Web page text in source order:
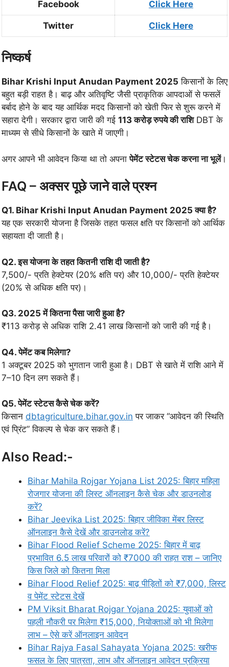
Facebook Click Here
Twitter Click Here
निष्कर्ष
Bihar Krishi Input Anudan Payment 2025 किसानों के लिए
बहुत बड़ी राहत है। बाढ़ और अतिवृष्टि जैसी प्राकृतिक आपदाओं से फसलें
बर्बाद होने के बाद यह आर्थिक मदद किसानों को खेती फिर से शुरू करने में
सहारा देगी। सरकार द्वारा जारी की गई 113 करोड़ रुपये की राशिDBT के
माध्यम से सीधे किसानों के खाते में जाएगी।
अगर आपने भी आवेदन किया था तो अपनापेमेंट स्टेटस चेक करना ना भूलें।
FAQ – अक्सर पूछे जाने वाले प्रश्न
Q1. Bihar Krishi Input Anudan Payment 2025 क्या है?
यह एक सरकारी योजना है जिसके तहत फसल क्षति पर किसानों को आर्थिक
सहायता दी जाती है।
Q2. इस योजना के तहत कितनी राशि दी जाती है?
7,500/- प्रति हेक्टेयर (20% क्षति पर) और 10,000/- प्रति हेक्टेयर
(20% से अधिक क्षति पर)।
Q3. 2025 में कितना पैसा जारी हुआ है?
₹113 करोड़ से अधिक राशि 2.41 लाख किसानों को जारी की गई है।
Q4. पेमेंट कब मिलेगा?
1 अक्टूबर 2025 को भुगतान जारी हुआ है। DBT से खाते में राशि आने में
7–10 दिन लग सकते हैं।
Q5. पेमेंट स्टेटस कैसे चेक करें?
किसान dbtagriculture.bihar.gov.in पर जाकर “आवेदन की स्थिति
एवं प्रिंट” विकल्प से चेक कर सकते हैं।
Also Read:-
Bihar Mahila Rojgar Yojana List 2025: बिहार महिला
रोजगार योजना की लिस्ट ऑनलाइन कैसे चेक और डाउनलोड
करें?
Bihar Jeevika List 2025: बिहार जीविका मेंबर लिस्ट
ऑनलाइन कैसे देखें और डाउनलोड करें?
Bihar Flood Relief Scheme 2025: बिहार में बाढ़
प्रभावित 6.5 लाख परिवारों को ₹7000 की राहत राश – जानिए
किस जिले को कितना मिला
Bihar Flood Relief 2025: बाढ़ पीड़ितों को ₹7,000, लिस्ट
व पेमेंट स्टेटस देखें
PM Viksit Bharat Rojgar Yojana 2025: युवाओं को
पहली नौकरी पर मिलेगा ₹15,000, नियोक्ताओं को भी मिलेगा
लाभ – ऐसे करें ऑनलाइन आवेदन
Bihar Rajya Fasal Sahayata Yojana 2025: खरीफ
फसल के लिए पात्रता, लाभ और ऑनलाइन आवेदन प्रक्रिया